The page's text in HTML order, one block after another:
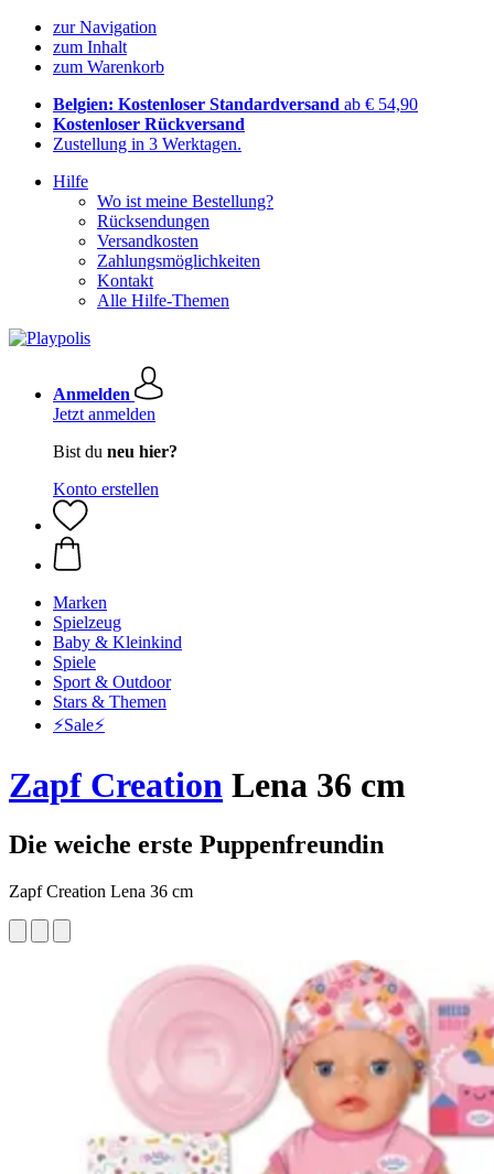
zur Navigation
zum Inhalt
zum Warenkorb
Belgien: Kostenloser Standardversand ab € 54,90
Kostenloser Rückversand
Zustellung in 3 Werktagen.
Hilfe
Wo ist meine Bestellung?
Rücksendungen
Versandkosten
Zahlungsmöglichkeiten
Kontakt
Alle Hilfe-Themen
Anmelden
Jetzt anmelden
Bist du neu hier?
Konto erstellen
Marken
Spielzeug
Baby & Kleinkind
Spiele
Sport & Outdoor
Stars & Themen
⚡️Sale⚡️
Zapf Creation Lena 36 cm
Die weiche erste Puppenfreundin
Zapf Creation Lena 36 cm